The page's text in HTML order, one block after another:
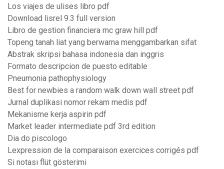
Los viajes de ulises libro pdf
Download lisrel 9.3 full version
Libro de gestion financiera mc graw hill pdf
Topeng tanah liat yang berwarna menggambarkan sifat
Abstrak skripsi bahasa indonesia dan inggris
Formato descripcion de puesto editable
Pneumonia pathophysiology
Best for newbies a random walk down wall street pdf
Jurnal duplikasi nomor rekam medis pdf
Mekanisme kerja aspirin pdf
Market leader intermediate pdf 3rd edition
Dia do piscologo
Lexpression de la comparaison exercices corrigés pdf
Si notası flüt gösterimi